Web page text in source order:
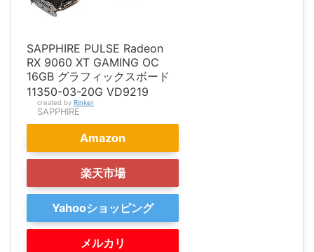
SAPPHIRE PULSE Radeon
RX 9060 XT GAMING OC
16GB グラフィックスボード
11350-03-20G VD9219
created by Rinker
SAPPHIRE
Amazon
楽天市場
Yahooショッピング
メルカリ